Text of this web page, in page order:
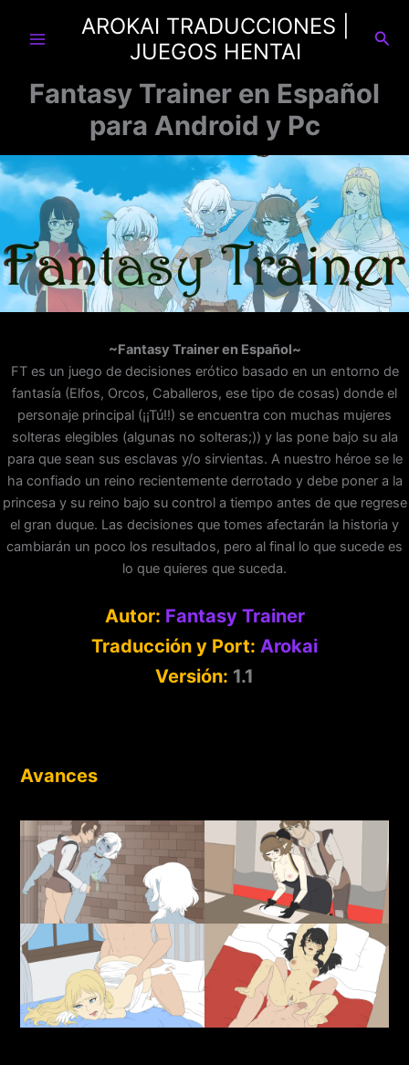
AROKAI TRADUCCIONES |
JUEGOS HENTAI
Fantasy Trainer en Español
para Android y Pc
~Fantasy Trainer en Español~
FT es un juego de decisiones erótico basado en un entorno de
fantasía (Elfos, Orcos, Caballeros, ese tipo de cosas) donde el
personaje principal (¡¡Tú!!) se encuentra con muchas mujeres
solteras elegibles (algunas no solteras;)) y las pone bajo su ala
para que sean sus esclavas y/o sirvientas. A nuestro héroe se le
ha confiado un reino recientemente derrotado y debe poner a la
princesa y su reino bajo su control a tiempo antes de que regrese
el gran duque. Las decisiones que tomes afectarán la historia y
cambiarán un poco los resultados, pero al final lo que sucede es
lo que quieres que suceda.
Autor: Fantasy Trainer
Traducción y Port: Arokai
Versión: 1.1
Avances